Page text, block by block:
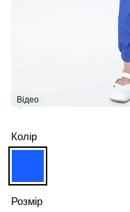
Відео
Колір
Розмір